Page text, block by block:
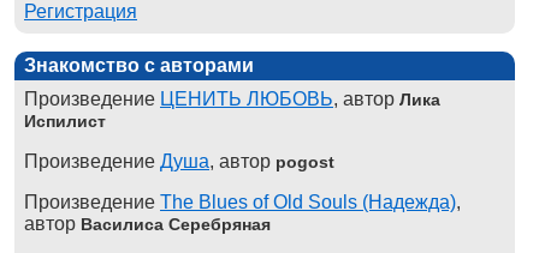
Регистрация
Знакомство с авторами
Произведение ЦЕНИТЬ ЛЮБОВЬ, автор Лика
Испилист
Произведение Душа, автор pogost
Произведение The Blues of Old Souls (Надежда),
автор Василиса Серебряная